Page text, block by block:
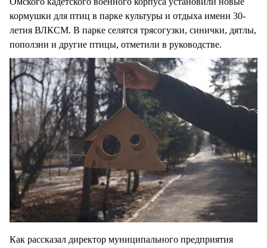
кормушки для птиц в парке культуры и отдыха имени 30-
летия ВЛКСМ. В парке селятся трясогузки, синички, дятлы,
поползни и другие птицы, отметили в руководстве.
Как рассказал директор муниципального предприятия